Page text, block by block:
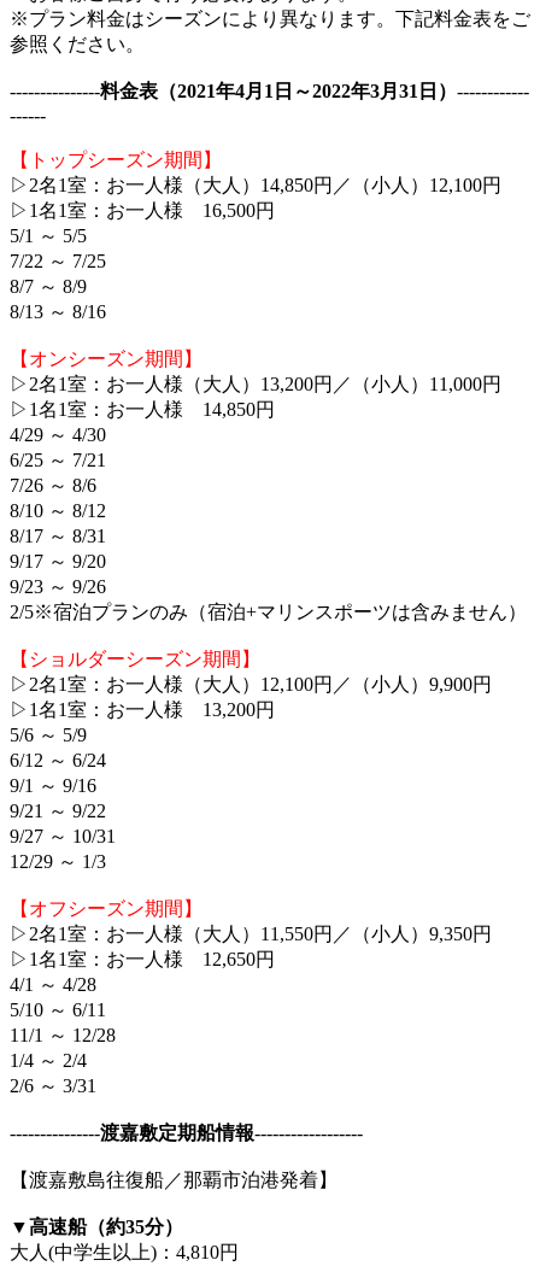
※プラン料金はシーズンにより異なります。下記料金表をご
参照ください。
---------------料金表（2021年4月1日～2022年3月31日） ------------
------
【トップシーズン期間】
▷2名1室：お一人様（大人）14,850円／（小人）12,100円
▷1名1室：お一人様 16,500円
5/1 ～ 5/5
7/22 ～ 7/25
8/7 ～ 8/9
8/13 ～ 8/16
【オンシーズン期間】
▷2名1室：お一人様（大人）13,200円／（小人）11,000円
▷1名1室：お一人様 14,850円
4/29 ～ 4/30
6/25 ～ 7/21
7/26 ～ 8/6
8/10 ～ 8/12
8/17 ～ 8/31
9/17 ～ 9/20
9/23 ～ 9/26
2/5※宿泊プランのみ（宿泊+マリンスポーツは含みません）
【ショルダーシーズン期間】
▷2名1室：お一人様（大人）12,100円／（小人）9,900円
▷1名1室：お一人様 13,200円
5/6 ～ 5/9
6/12 ～ 6/24
9/1 ～ 9/16
9/21 ～ 9/22
9/27 ～ 10/31
12/29 ～ 1/3
【オフシーズン期間】
▷2名1室：お一人様（大人）11,550円／（小人）9,350円
▷1名1室：お一人様 12,650円
4/1 ～ 4/28
5/10 ～ 6/11
11/1 ～ 12/28
1/4 ～ 2/4
2/6 ～ 3/31
---------------渡嘉敷定期船情報------------------
【渡嘉敷島往復船／那覇市泊港発着】
▼高速船（約35分）
大人(中学生以上)：4,810円